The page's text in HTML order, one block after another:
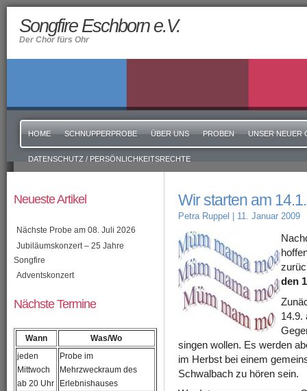
Songfire Eschborn e.V.
Der Chor fürs Ohr
HOME SCHNUPPERPROBE ÜBER UNS PROBEN UNSER NEUER
DATENSCHUTZ / PERSÖNLICHKEITSRECHTE
Wir starten am
Petra Ruppel | 11. Januar 2009
den
14.9.
singen wollen. Es werden
im Herbst bei einem
Schwalbach zu hören sein.
Neueste Artikel
Nächste Probe am 08. Juli 2026
Jubiläumskonzert – 25 Jahre
Songfire
Adventskonzert
Nächste Termine
Wann
Was/Wo
jeden
Mittwoch
ab 20 Uhr
Probe im
Mehrzweckraum des
Erlebnishauses